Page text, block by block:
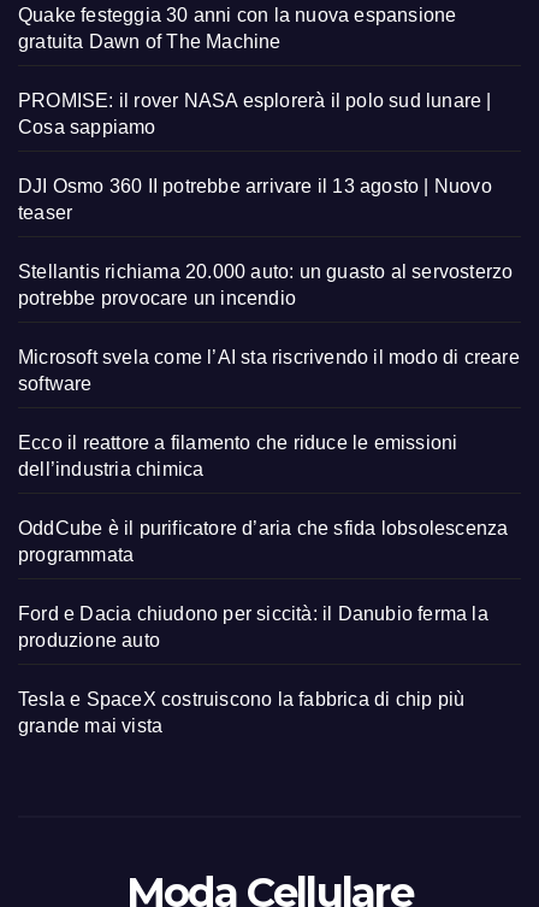
Quake festeggia 30 anni con la nuova espansione
gratuita Dawn of The Machine
PROMISE: il rover NASA esplorerà il polo sud lunare |
Cosa sappiamo
DJI Osmo 360 II potrebbe arrivare il 13 agosto | Nuovo
teaser
Stellantis richiama 20.000 auto: un guasto al servosterzo
potrebbe provocare un incendio
Microsoft svela come l’AI sta riscrivendo il modo di creare
software
Ecco il reattore a filamento che riduce le emissioni
dell’industria chimica
OddCube è il purificatore d’aria che sfida lobsolescenza
programmata
Ford e Dacia chiudono per siccità: il Danubio ferma la
produzione auto
Tesla e SpaceX costruiscono la fabbrica di chip più
grande mai vista
Moda Cellulare